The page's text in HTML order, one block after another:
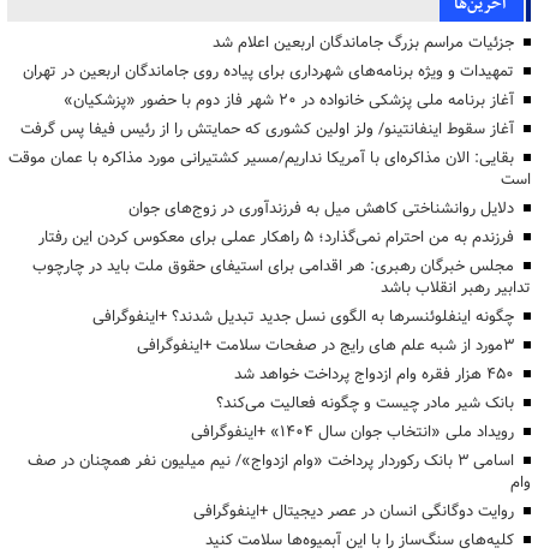
جزئیات مراسم بزرگ جاماندگان اربعین اعلام شد
تمهیدات و ویژه برنامه‌های شهرداری برای پیاده روی جاماندگان اربعین در تهران
آغاز برنامه ملی پزشکی خانواده در ۲۰ شهر فاز دوم با حضور «پزشکیان»
آغاز سقوط اینفانتینو/ ولز اولین کشوری که حمایتش را از رئیس فیفا پس گرفت
بقایی: الان مذاکره‌ای با آمریکا نداریم/مسیر کشتیرانی مورد مذاکره با عمان موقت
است
دلایل روانشناختی کاهش میل به فرزندآوری در زوج‌های جوان
فرزندم به من احترام نمی‌گذارد؛ ۵ راهکار عملی برای معکوس کردن این رفتار
مجلس خبرگان رهبری: هر اقدامی برای استیفای حقوق ملت باید در چارچوب
تدابیر رهبر انقلاب باشد
چگونه اینفلوئنسرها به الگوی نسل جدید تبدیل شدند؟ +اینفوگرافی
3مورد از شبه علم های رایج در صفحات سلامت +اینفوگرافی
۴۵۰ هزار فقره وام ازدواج پرداخت خواهد شد
بانک شیر مادر چیست و چگونه فعالیت می‌کند؟
رویداد ملی «انتخاب جوان سال ۱۴۰۴» +اینفوگرافی
اسامی ۳ بانک رکوردار پرداخت «وام ازدواج»/ نیم میلیون نفر همچنان در صف
وام
روایت دوگانگی انسان در عصر دیجیتال +اینفوگرافی
کلیه‌های سنگ‌ساز را با این آبمیوه‌ها سلامت کنید